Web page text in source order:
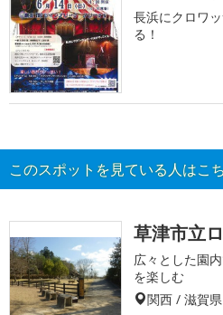
長浜にクロワ
る！
このスポットを見ている人はこ
草津市立
広々とした園
を楽しむ
関西 / 滋賀県